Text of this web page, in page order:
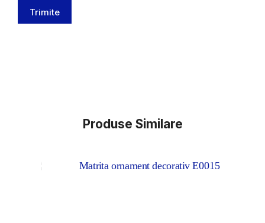
Trimite
Produse Similare